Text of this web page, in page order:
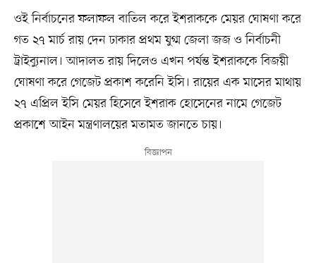
ওই নির্বাচনের ফলাফল বাতিল করে ইশরাককে মেয়র ঘোষণা করে
গত ২৭ মার্চ রায় দেন ঢাকার প্রথম যুগ্ম জেলা জজ ও নির্বাচনী
ট্রাইব্যুনাল। আদালত রায় দিলেও এখন পর্যন্ত ইশরাককে বিজয়ী
ঘোষণা করে গেজেট প্রকাশ করেনি ইসি। রায়ের এক মাসের মাথায়
২৭ এপ্রিল ইসি মেয়র হিসেবে ইশরাক হোসেনের নামে গেজেট
প্রকাশে আইন মন্ত্রণালয়ের মতামত জানতে চায়।